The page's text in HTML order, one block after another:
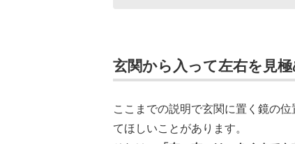
玄関から入って左右を見極
ここまでの説明で玄関に置く鏡の
てほしいことがあります。